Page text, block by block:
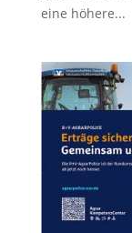
eine höhere...